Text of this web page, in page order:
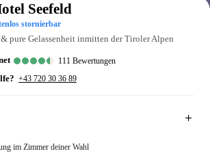
Seefeld
stornierbar
& pure Gelassenheit inmitten der Tiroler Alpen
111 Bewertungen
+43 720 30 36 89
im Zimmer deiner Wahl